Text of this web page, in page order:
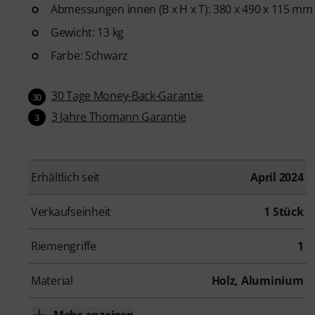
Abmessungen innen (B x H x T): 380 x 490 x 115 mm
Gewicht: 13 kg
Farbe: Schwarz
30 30 Tage Money-Back-Garantie
3 3 Jahre Thomann Garantie
Erhältlich seit April 2024
Verkaufseinheit 1 Stück
Riemengriffe 1
Material Holz, Aluminium